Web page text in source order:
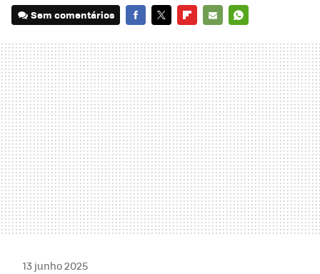
Sem comentários
MAIL
13 junho 2025